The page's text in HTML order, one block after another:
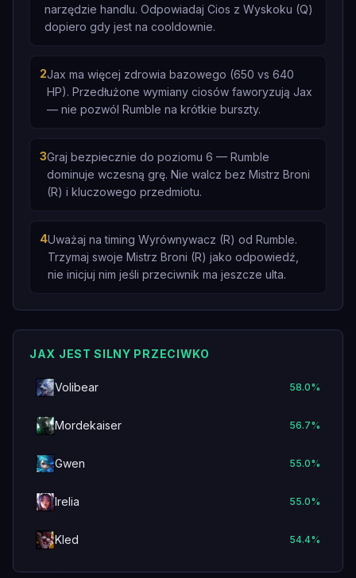
narzędzie handlu. Odpowiadaj Cios z Wyskoku (Q)
dopiero gdy jest na cooldownie.
2Jax ma więcej zdrowia bazowego (650 vs 640
HP). Przedłużone wymiany ciosów faworyzują Jax
— nie pozwól Rumble na krótkie burszty.
3Graj bezpiecznie do poziomu 6 — Rumble
dominuje wczesną grę. Nie walcz bez Mistrz Broni
(R) i kluczowego przedmiotu.
4Uważaj na timing Wyrównywacz (R) od Rumble.
Trzymaj swoje Mistrz Broni (R) jako odpowiedź,
nie inicjuj nim jeśli przeciwnik ma jeszcze ulta.
JAX JEST SILNY PRZECIWKO
Volibear 58.0%
Mordekaiser 56.7%
Gwen 55.0%
Irelia 55.0%
Kled 54.4%